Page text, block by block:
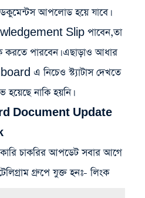
আপলোড হয়ে যাবে।
Slip পাবেন,তা
করতে পারবেন। এছাড়াও আধার
এ নিচেও স্ট্যাটাস দেখতে
নাকি হয়নি।
Document Update
চাকরির আপডেট সবার আগে
গ্রুপে যুক্ত হনঃ- লিংক